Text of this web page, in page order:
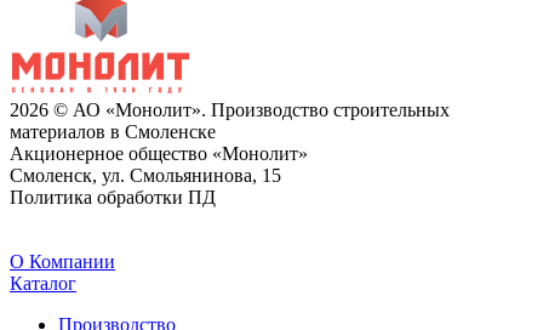
2026 © АО «Монолит». Производство строительных
материалов в Смоленске
Акционерное общество «Монолит»
Смоленск, ул. Смольянинова, 15
Политика обработки ПД
O Компании
Каталог
Производство